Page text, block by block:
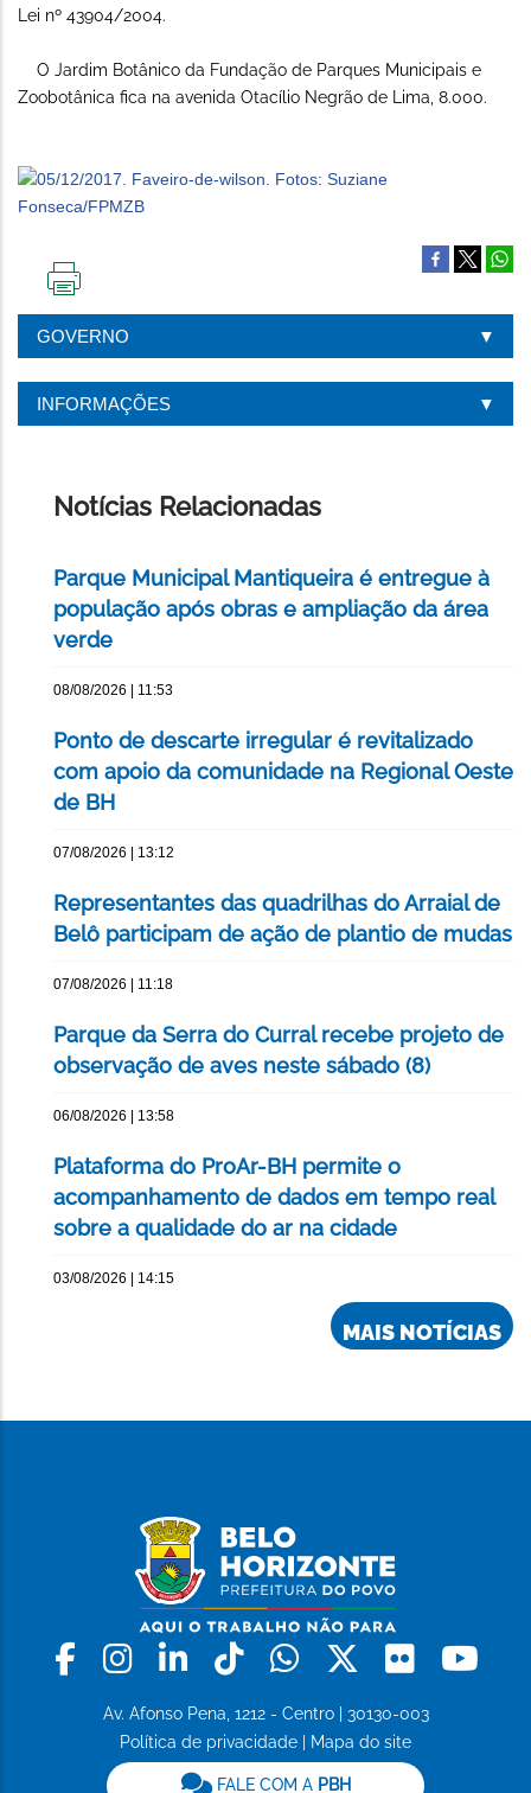
Lei nº 43904/2004.
O Jardim Botânico da Fundação de Parques Municipais e
Zoobotânica fica na avenida Otacílio Negrão de Lima, 8.000.
PÁGINA
GOVERNO
INFORMAÇÕES
Notícias Relacionadas
Parque Municipal Mantiqueira é entregue à
população após obras e ampliação da área
verde
08/08/2026 | 11:53
Ponto de descarte irregular é revitalizado
com apoio da comunidade na Regional Oeste
de BH
07/08/2026 | 13:12
Representantes das quadrilhas do Arraial de
Belô participam de ação de plantio de mudas
07/08/2026 | 11:18
Parque da Serra do Curral recebe projeto de
observação de aves neste sábado (8)
06/08/2026 | 13:58
Plataforma do ProAr-BH permite o
acompanhamento de dados em tempo real
sobre a qualidade do ar na cidade
03/08/2026 | 14:15
MAIS NOTÍCIAS
Facebook
Instagram
LinkedinTiktokWhatsapp
X Flickr
Av. Afonso Pena, 1212 - Centro | 30130-003
Política de privacidade
Mapa do site
FALE COM A PBH